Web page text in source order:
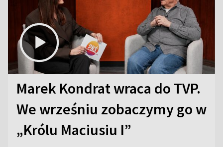
Marek Kondrat wraca do TVP.
We wrześniu zobaczymy go w
„Królu Maciusiu I”